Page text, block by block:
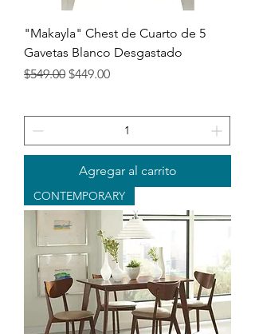
"Makayla" Chest de Cuarto de 5
Gavetas Blanco Desgastado
Precio
$549.00 Precio de oferta
$449.00
Agregar al carrito
CONTEMPORARY